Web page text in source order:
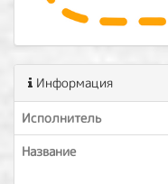
Информация
Исполнитель
Название